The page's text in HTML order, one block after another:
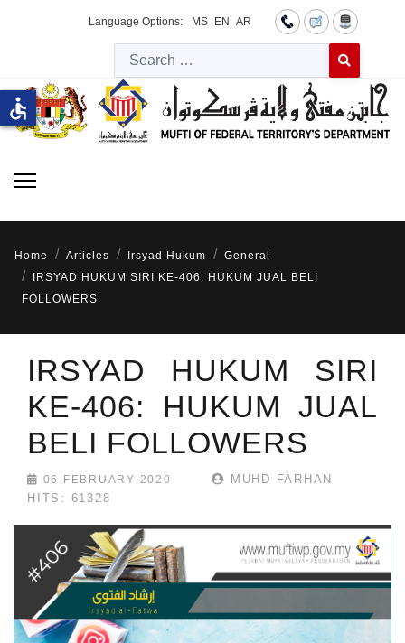
Language Options: MS EN AR
Type 2 or
Home Articles Irsyad Hukum
General
IRSYAD HUKUM SIRI KE-406: HUKUM JUAL BELI
FOLLOWERS
IRSYAD HUKUM SIRI
KE-406: HUKUM JUAL
BELI FOLLOWERS
06 FEBRUARY 2020
MUHD FARHAN
HITS: 61328
accessible